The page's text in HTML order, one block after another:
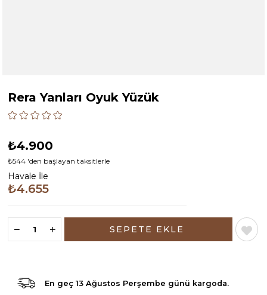
Rera Yanları Oyuk Yüzük
₺4.900
₺544 'den başlayan taksitlerle
Havale İle
₺4.655
En geç 13 Ağustos Perşembe günü kargoda.